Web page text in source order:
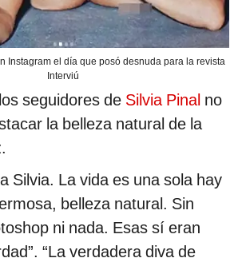
Instagram el día que posó desnuda para la revista
Interviú
seguidores de Silvia Pinal no
la belleza natural de la
Silvia. La vida es una sola hay
belleza natural. Sin
ni nada. Esas sí eran
“La verdadera diva de